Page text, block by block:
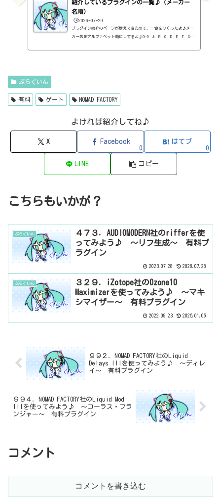
B Played Music・フィルタープラグイン・有料）3-Band EQ（Kilohe
arts・EQ・無料）40'S VERY OWN DRUMS（NATIVE INSTRUMENTS・ドラ
ム...
紹介しているプラグインの一覧♪（メーカー
名順）
🕒️2026-07-29
プラグイン紹介のページが増えてきたので、一覧をつくったよ♪メー
カー名をアルファベット順にしてるよ♪0-9 A B C D E F G
ップ...
ぷらぐいん
有料 ゲート NOMAD FACTORY
よければ紹介してね♪
X Facebook
0
はてブ
0
LINE コピー
こちらもいかが？
ぷらぐいん
４７３．AUDIOMODERN社のrifferを使
ってみよう♪ ～リフ生成～ 有料プ
ラグイン
2023.07.28 2026.07.28
ぷらぐいん
３２９．iZotope社のOzone10
Maximizerを使ってみよう♪ ～マキ
シマイザー～ 有料プラグイン
2022.09.23 2025.01.06
９９２．NOMAD FACTORY社のLiquid
Delays IIIを使ってみよう♪ ～ディレ
イ～ 有料プラグイン
９９４．NOMAD FACTORY社のLiquid Mod
IIIを使ってみよう♪ ～コーラス・フラ
ンジャー～ 有料プラグイン
コメント
コメントを書き込む